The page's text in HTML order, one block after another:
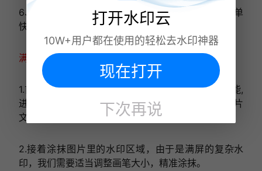
6、视频去水印，去除视频中的水印，图标文字等简单
快捷的去除视频中的水印。
满屏水印去除操作步骤
1.首先打开软件，在主页界面可以找到图片去水印功能,
进入功能后点击添加图片上传所需去除水印的满屏图片
文件;
2.接着涂抹图片里的水印区域，由于是满屏的复杂水
印，我们需要适当调整画笔大小，精准涂抹。
打开水印云
10W+用户都在使用的轻松去水印神器
现在打开
下次再说